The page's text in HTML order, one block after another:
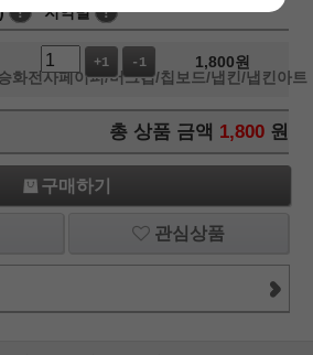
! 지역별 !
화전사페이퍼/머그컵/칩보드/냅킨/냅킨아트
+1 -1 1,800원
총 상품 금액 1,800 원
구매하기
관심상품